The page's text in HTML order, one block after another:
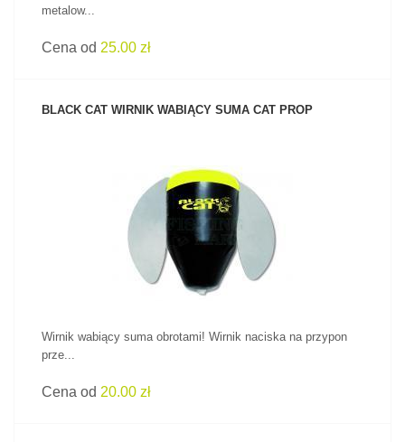
metalow...
Cena od 25.00 zł
BLACK CAT WIRNIK WABIĄCY SUMA CAT PROP
ZOBACZ PRODUKT
Wirnik wabiący suma obrotami! Wirnik naciska na przypon
prze...
Cena od 20.00 zł